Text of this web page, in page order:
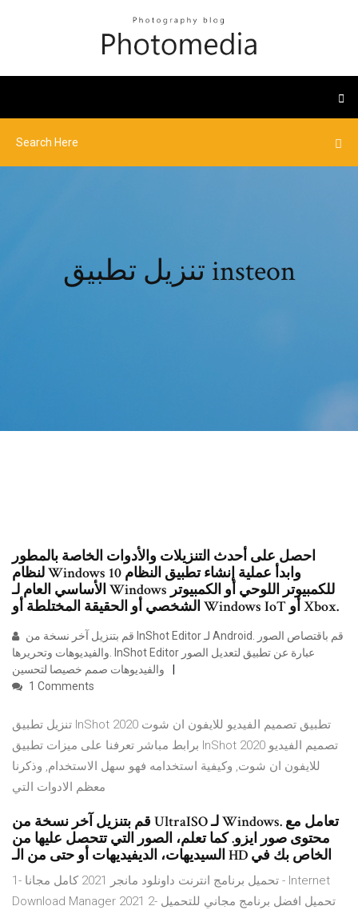
تنزيل تطبيق insteon
احصل على أحدث التنزيلات والأدوات الخاصة بالمطور
لنظام Windows 10 وابدأ عملية إنشاء تطبيق النظام
الأساسي العام لـ Windows للكمبيوتر اللوحي أو الكمبيوتر
الشخصي أو الحقيقة المختلطة أو Windows IoT أو Xbox.
والفيديوهات وتحريرها. InShot Editor عبارة عن تطبيق لتعديل الصور
والفيديوهات صمم خصيصا لتحسين
1 Comments
تنزيل تطبيق InShot 2020 تطبيق تصميم الفيديو للايفون ان شوت
برابط مباشر تعرفنا على ميزات تطبيق InShot 2020 تصميم الفيديو
للايفون ان شوت, وكيفية استخدامه فهو سهل الاستخدام, وذكرنا
معظم الادوات التي
قم بتنزيل آخر نسخة من UltraISO لـ Windows. تعامل مع
محتوى صور ايزو. كما تعلم، الصور التي تتحصل عليها من
السيديهات، الديفيديهات أو حتى من الـ HD الخاص بك في
1- تحميل برنامج انترنت داونلود مانجر 2021 كامل مجانا - Internet
Download Manager 2021 2- تحميل افضل برنامج مجاني للتحميل